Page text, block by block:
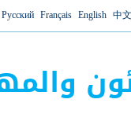
中文
English
Français
Русский